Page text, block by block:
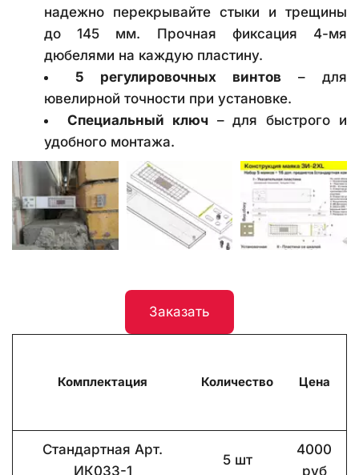
надежно перекрывайте стыки и трещины
до 145 мм. Прочная фиксация 4-мя
дюбелями на каждую пластину.
5 регулировочных винтов – для
ювелирной точности при установке.
Специальный ключ– для быстрого и
удобного монтажа.
Заказать
Комплектация Количество Цена
Стандартная Арт.
ИК033-1
5 шт
4000
руб